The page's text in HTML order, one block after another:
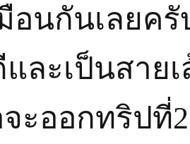
อนกันเลยค
และเป็นสาย
ะออกทริปที่